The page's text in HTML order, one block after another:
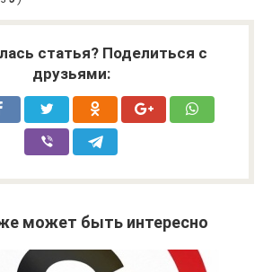
статья? Поделиться с
друзьями:
может быть интересно